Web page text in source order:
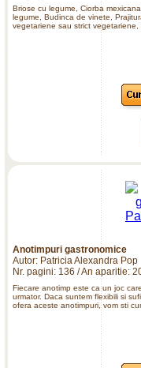
Briose cu legume, Ciorba
legume, Budinca de vinete,
vegetariene sau strict
Anotimpuri gastronomice
Autor: Patricia Alexandra Pop
Nr. pagini: 136 / An aparitie:
Fiecare anotimp este ca un joc
urmator. Daca suntem flexibili si
ofera aceste anotimpuri, vom sti